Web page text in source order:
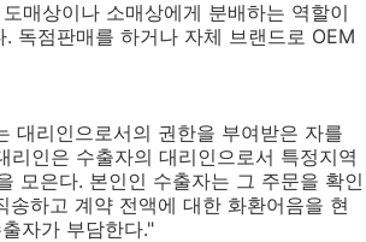
매상이나 소매상에게 분배하는 역할이
독점판매를 하거나 자체 브랜드로 OEM
대리인으로서의 권한을 부여받은 자를
인은 수출자의 대리인으로서 특정지역
모은다. 본인인 수출자는 그 주문을 확인
하고 계약 전액에 대한 화환어음을 현
자가 부담한다."